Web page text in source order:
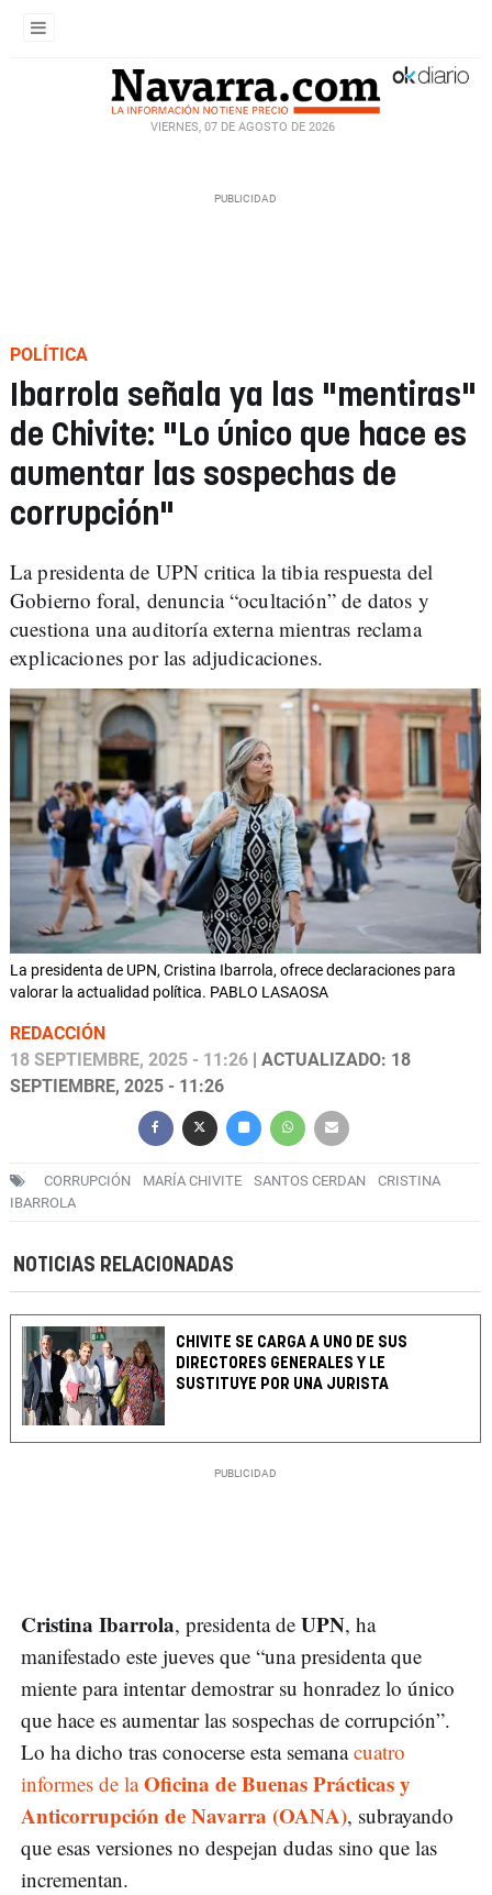
VIERNES, 07 DE AGOSTO DE 2026
POLÍTICA
Ibarrola señala ya las "mentiras"
de Chivite: "Lo único que hace es
aumentar las sospechas de
corrupción"
La presidenta de UPN critica la tibia respuesta del
Gobierno foral, denuncia “ocultación” de datos y
cuestiona una auditoría externa mientras reclama
explicaciones por las adjudicaciones.
La presidenta de UPN, Cristina Ibarrola, ofrece declaraciones para
valorar la actualidad política. PABLO LASAOSA
REDACCIÓN
18 SEPTIEMBRE, 2025 - 11:26 | ACTUALIZADO: 18
SEPTIEMBRE, 2025 - 11:26
CORRUPCIÓN MARÍA CHIVITE SANTOS CERDAN
CRISTINA
IBARROLA
NOTICIAS RELACIONADAS
CHIVITE SE CARGA A UNO DE SUS
DIRECTORES GENERALES Y LE
SUSTITUYE POR UNA JURISTA
Cristina Ibarrola, presidenta de UPN, ha
manifestado este jueves que “una presidenta que
miente para intentar demostrar su honradez lo único
que hace es aumentar las sospechas de corrupción”.
Lo ha dicho tras conocerse esta semanacuatro
informes de laOficina de Buenas Prácticas y
Anticorrupción de Navarra (OANA), subrayando
que esas versiones no despejan dudas sino que las
incrementan.